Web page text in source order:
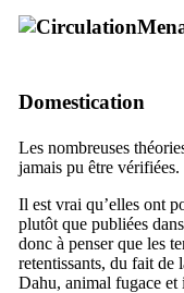
Domestication
Les nombreuses
jamais pu être vérifiées.
Il est vrai qu’elles ont
plutôt que publiées
donc à penser que les
retentissants, du fait de
Dahu, animal fugace et